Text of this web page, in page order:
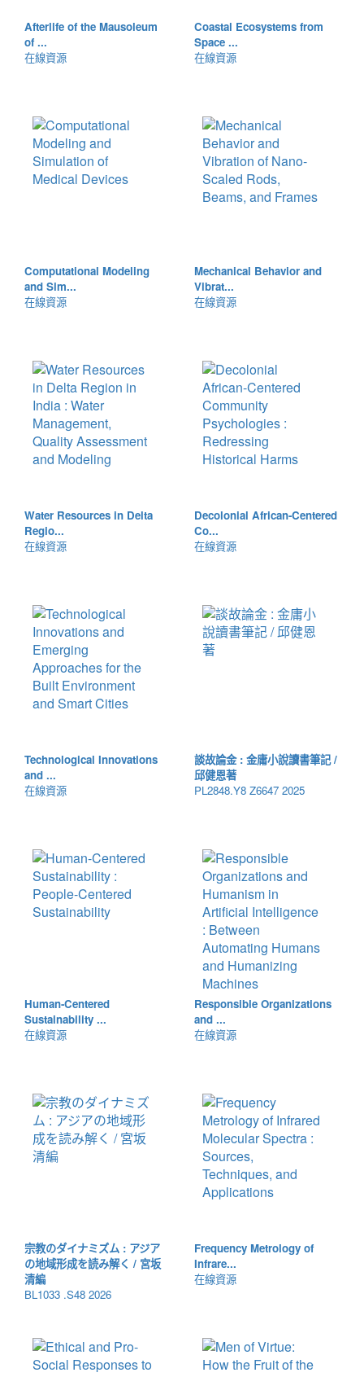
Afterlife of the Mausoleum
of ...
在線資源
Coastal Ecosystems from
Space ...
在線資源
Computational Modeling
and Sim...
在線資源
Mechanical Behavior and
Vibrat...
在線資源
Water Resources in Delta
Regio...
在線資源
Decolonial African-Centered
Co...
在線資源
Technological Innovations
and ...
在線資源
談故論金 : 金庸小說讀書筆記 /
邱健恩著
PL2848.Y8 Z6647 2025
Human-Centered
Sustainability ...
在線資源
Responsible Organizations
and ...
在線資源
宗教のダイナミズム : アジア
の地域形成を読み解く / 宮坂
清編
BL1033 .S48 2026
Frequency Metrology of
Infrare...
在線資源